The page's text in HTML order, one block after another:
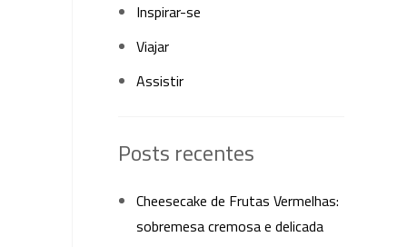
Inspirar-se
Viajar
Assistir
Posts recentes
Cheesecake de Frutas Vermelhas:
sobremesa cremosa e delicada